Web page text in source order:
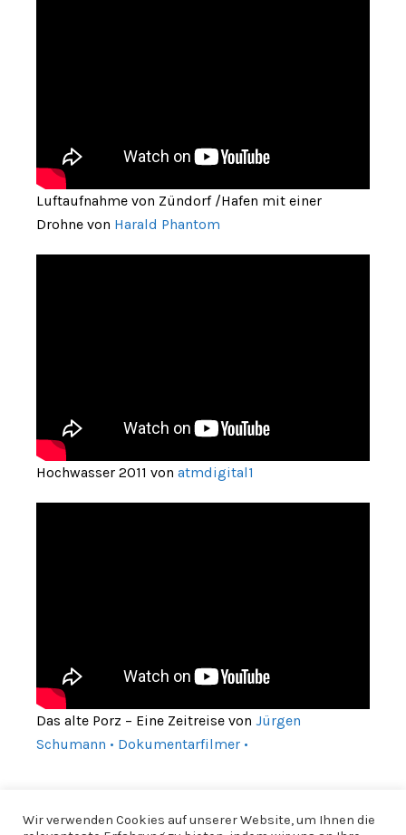
Luftaufnahme von Zündorf /Hafen mit einer
Drohne von Harald Phantom
Hochwasser 2011 von atmdigital1
Das alte Porz – Eine Zeitreise von Jürgen
Schumann • Dokumentarfilmer •
Wir verwenden Cookies auf unserer Website, um Ihnen die